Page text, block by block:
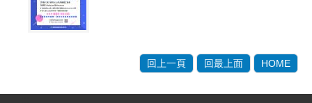
回上一頁 回最上面 HOME